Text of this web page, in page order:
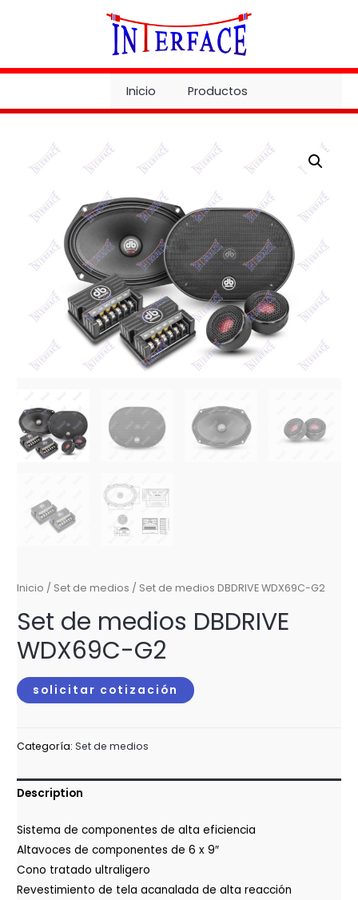
Inicio Productos
Inicio / Set de medios / Set de medios DBDRIVE WDX69C-G2
Set de medios DBDRIVE
WDX69C-G2
solicitar cotización
Categoría:Set de medios
Description
Sistema de componentes de alta eficiencia
Altavoces de componentes de 6 x 9″
Cono tratado ultraligero
Revestimiento de tela acanalada de alta reacción